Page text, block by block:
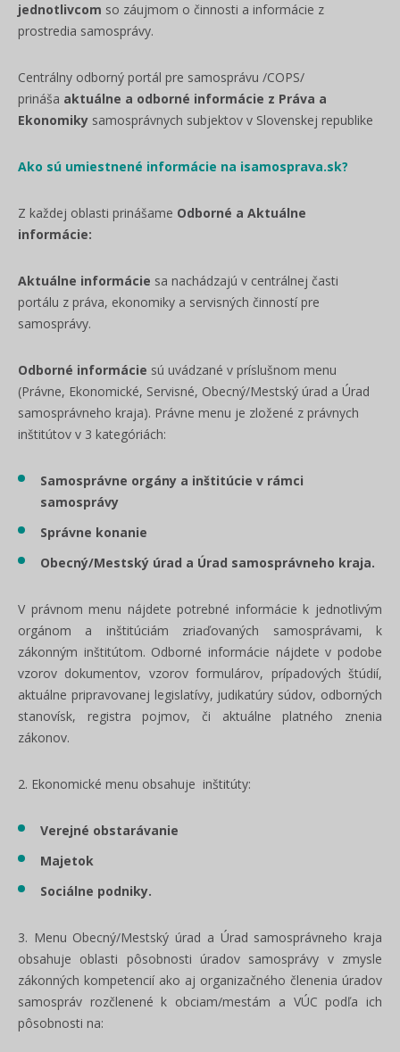
jednotlivcom so záujmom o činnosti a informácie z
prostredia samosprávy.
Centrálny odborný portál pre samosprávu /COPS/
prináša aktuálne a odborné informácie z Práva a
Ekonomiky samosprávnych subjektov v Slovenskej republike
Ako sú umiestnené informácie na isamosprava.sk?
Z každej oblasti prinášame Odborné a Aktuálne
informácie:
Aktuálne informácie sa nachádzajú v centrálnej časti
portálu z práva, ekonomiky a servisných činností pre
samosprávy.
Odborné informácie sú uvádzané v príslušnom menu
(Právne, Ekonomické, Servisné, Obecný/Mestský úrad a Úrad
samosprávneho kraja). Právne menu je zložené z právnych
inštitútov v 3 kategóriách:
Samosprávne orgány a inštitúcie v rámci
samosprávy
Správne konanie
Obecný/Mestský úrad a Úrad samosprávneho kraja.
V právnom menu nájdete potrebné informácie k jednotlivým
orgánom a inštitúciám zriaďovaných samosprávami, k
zákonným inštitútom. Odborné informácie nájdete v podobe
vzorov dokumentov, vzorov formulárov, prípadových štúdií,
aktuálne pripravovanej legislatívy, judikatúry súdov, odborných
stanovísk, registra pojmov, či aktuálne platného znenia
zákonov.
2. Ekonomické menu obsahuje inštitúty:
Verejné obstarávanie
Majetok
Sociálne podniky.
3. Menu Obecný/Mestský úrad a Úrad samosprávneho kraja
obsahuje oblasti pôsobnosti úradov samosprávy v zmysle
zákonných kompetencií ako aj organizačného členenia úradov
samospráv rozčlenené k obciam/mestám a VÚC podľa ich
pôsobnosti na: